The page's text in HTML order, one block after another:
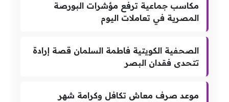
مكاسب جماعية ترفع مؤشرات البورصة
المصرية في تعاملات اليوم
الصحفية الكويتية فاطمة السلمان قصة إرادة
تتحدى فقدان البصر
موعد صرف معاش تكافل وكرامة شهر